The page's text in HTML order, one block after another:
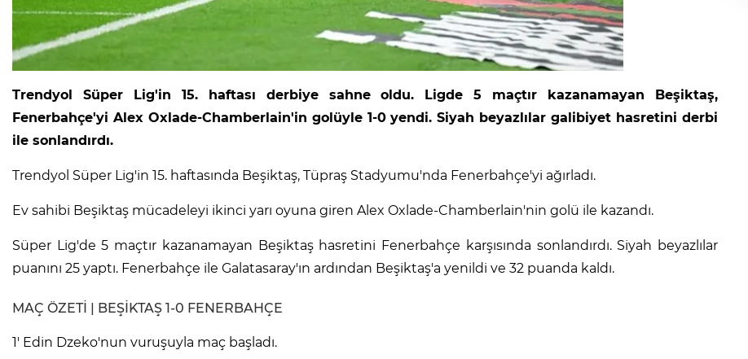
Trendyol Süper Lig'in 15. haftası derbiye sahne oldu. Ligde 5 maçtır kazanamayan Beşiktaş,
Fenerbahçe'yi Alex Oxlade-Chamberlain'in golüyle 1-0 yendi. Siyah beyazlılar galibiyet hasretini derbi
ile sonlandırdı.
Trendyol Süper Lig'in 15. haftasında Beşiktaş, Tüpraş Stadyumu'nda Fenerbahçe'yi ağırladı.
Ev sahibi Beşiktaş mücadeleyi ikinci yarı oyuna giren Alex Oxlade-Chamberlain'nin golü ile kazandı.
Süper Lig'de 5 maçtır kazanamayan Beşiktaş hasretini Fenerbahçe karşısında sonlandırdı. Siyah beyazlılar
puanını 25 yaptı. Fenerbahçe ile Galatasaray'ın ardından Beşiktaş'a yenildi ve 32 puanda kaldı.
MAÇ ÖZETİ | BEŞİKTAŞ 1-0 FENERBAHÇE
1' Edin Dzeko'nun vuruşuyla maç başladı.